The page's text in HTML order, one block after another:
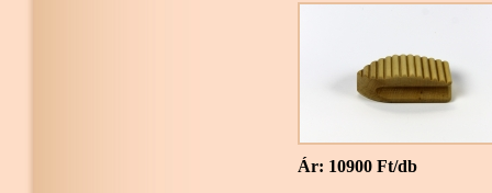
Ár: 10900 Ft/db